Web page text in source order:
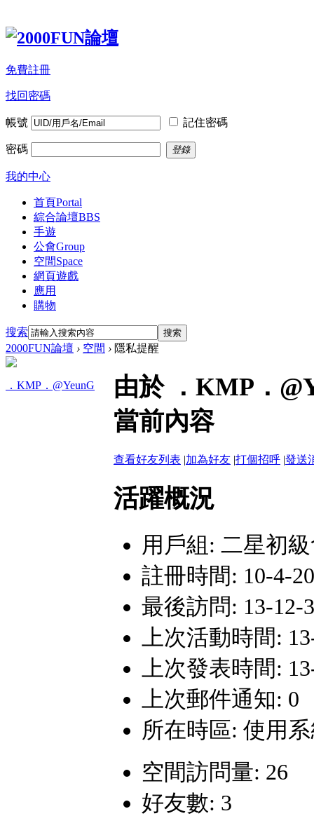
免費註冊
找回密碼
帳號 記住密碼
密碼 登錄
我的中心
首頁Portal
綜合論壇BBS
手遊
公會Group
空間Space
網頁遊戲
應用
購物
搜索 搜索
2000FUN論壇 › 空間 › 隱私提醒
．KMP．@YeunG
由於 ．KMP．
當前內容
查看好友列表 |加為好友 |打個招呼 |發送
活躍概況
用戶組: 二星初
註冊時間: 10-4-
最後訪問: 13-12-
上次活動時間:
上次發表時間:
上次郵件通知: 0
所在時區: 使用
空間訪問量: 26
好友數: 3